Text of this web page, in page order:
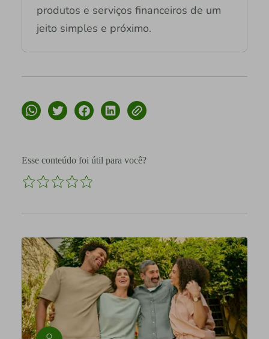
produtos e serviços financeiros de um
jeito simples e próximo.
Esse conteúdo foi útil para você?